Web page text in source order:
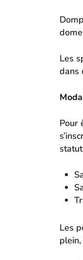
Les
dans
Pour
Les